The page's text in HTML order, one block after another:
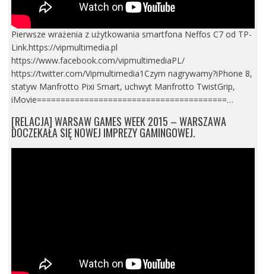
Pierwsze wrażenia z użytkowania smartfona Neffos C7 od TP-
Link.https://vipmultimedia.pl
https://www.facebook.com/vipmultimediaPL/
https://twitter.com/Vipmultimedia1Czym nagrywamy?iPhone 8,
statyw Manfrotto Pixi Smart, uchwyt Manfrotto TwistGrip,
iMovie========================================…
[RELACJA] WARSAW GAMES WEEK 2015 – WARSZAWA
DOCZEKAŁA SIĘ NOWEJ IMPREZY GAMINGOWEJ.